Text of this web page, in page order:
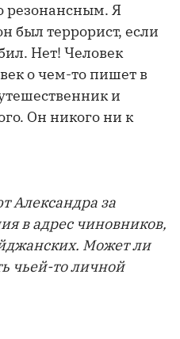
резонансным. Я
был террорист, если
Нет! Человек
о чем-то пишет в
и
Он никого ни к
Александра за
в адрес чиновников,
Может ли
чьей-то личной